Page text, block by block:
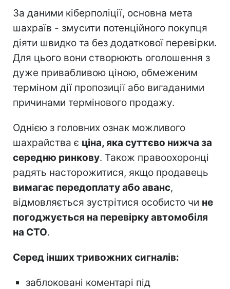
За даними кіберполіції, основна мета
шахраїв - змусити потенційного покупця
діяти швидко та без додаткової перевірки.
Для цього вони створюють оголошення з
дуже привабливою ціною, обмеженим
терміном дії пропозиції або вигаданими
причинами термінового продажу.
Однією з головних ознак можливого
шахрайства є ціна, яка суттєво нижча за
середню ринкову. Також правоохоронці
радять насторожитися, якщо продавець
вимагає передоплату або аванс,
відмовляється зустрітися особисто чи не
погоджується на перевірку автомобіля
на СТО.
Серед інших тривожних сигналів:
заблоковані коментарі під